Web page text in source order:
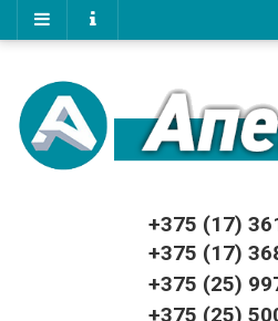
+375 (17)
+375 (17)
+375 (25)
+375 (25)